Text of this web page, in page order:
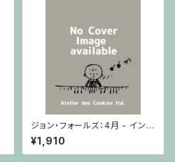
ジョン・フォールズ：4月 - イング
ランド / ピアノソロ
¥1,910